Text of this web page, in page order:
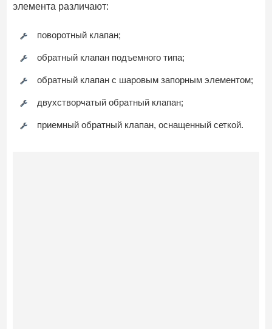
элемента различают:
поворотный клапан;
обратный клапан подъемного типа;
обратный клапан с шаровым запорным элементом;
двухстворчатый обратный клапан;
приемный обратный клапан, оснащенный сеткой.